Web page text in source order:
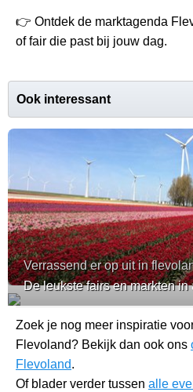
👉 Ontdek de marktagenda
of fair die past bij jouw dag.
Ook interessant
Verrassend er op uit in
De leukste fairs en markten in
Zoek je nog meer inspiratie
Flevoland? Bekijk dan ook ons
Flevoland.
Of blader verder tussen alle